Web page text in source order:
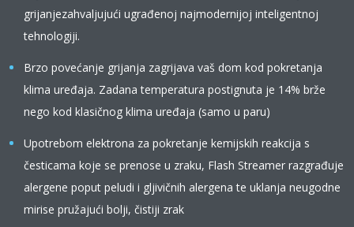
grijanjezahvaljujući ugrađenoj najmodernijoj inteligentnoj
tehnologiji.
Brzo povećanje grijanja zagrijava vaš dom kod pokretanja
klima uređaja. Zadana temperatura postignuta je 14% brže
nego kod klasičnog klima uređaja (samo u paru)
Upotrebom elektrona za pokretanje kemijskih reakcija s
česticama koje se prenose u zraku, Flash Streamer razgrađuje
alergene poput peludi i gljivičnih alergena te uklanja neugodne
mirise pružajući bolji, čistiji zrak